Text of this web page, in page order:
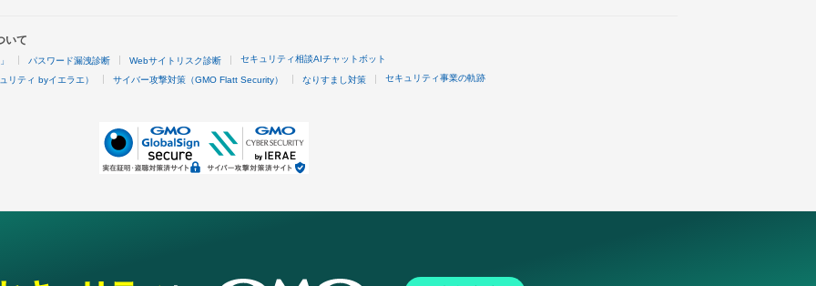
いて
パスワード漏洩診断 Webサイトリスク診断 セキュリティ相談AIチャットボット
リティ byイエラエ） サイバー攻撃対策（GMO Flatt Security） なりすまし対策 セキュリティ事業の軌跡